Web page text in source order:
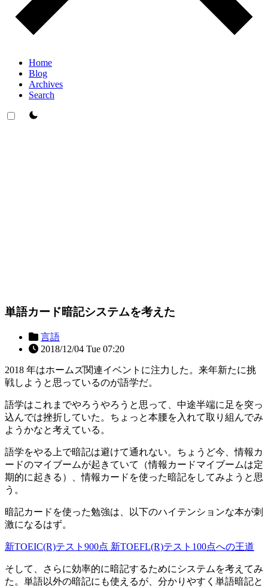
Home
Blog
Archives
Search
theme switcher
単語カード暗記システムを考えた
言語
2018/12/04 Tue 07:20
2018 年はホームズ関連イベントに注力した。来年新たに挑
戦しようと思っているのが語学だ。
語学はこれまでやろうやろうと思って、中途半端に足を突っ
込んでは挫折していた。ちょっと本腰を入れて取り組んでみ
ようかなと考えている。
語学をやる上で暗記は避けて通れない。ちょうど今、情報カ
ードのマイブームが起きていて（情報カードマイブームは定
期的に起きる）、情報カードを使った暗記をしてみようと思
う。
暗記カードを使った勉強は、以下のハイテンションな本が刺
激になるはず。
新TOEIC(R)テスト900点 新TOEFL(R)テスト100点への王道
そして、さらに効率的に暗記するためにシステムを考えてみ
た。単語以外の暗記にも使えるが、分かりやすく単語暗記と